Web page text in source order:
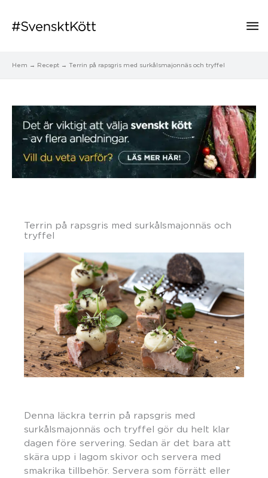
Hem Recept Terrin på rapsgris med surkålsmajonnäs och tryffel
Terrin på rapsgris med surkålsmajonnäs och
tryffel
Denna läckra terrin på rapsgris med
surkålsmajonnäs och tryffel gör du helt klar
dagen före servering. Sedan är det bara att
skära upp i lagom skivor och servera med
smakrika tillbehör. Servera som förrätt eller